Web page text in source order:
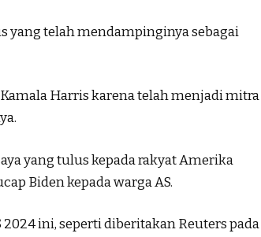
yang telah mendampinginya sebagai
Harris karena telah menjadi mitra
yang tulus kepada rakyat Amerika
Biden kepada warga AS.
ini, seperti diberitakan Reuters pada